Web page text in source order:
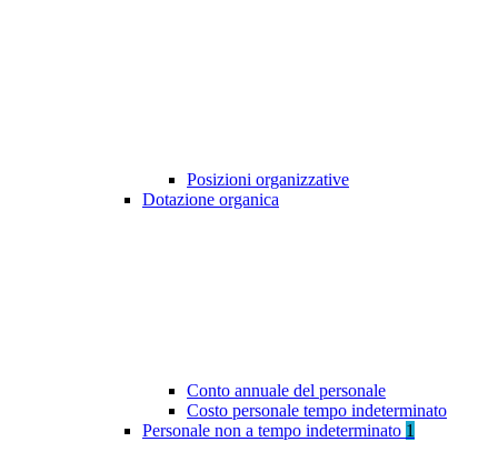
Posizioni organizzative
Dotazione organica
Conto annuale del personale
Costo personale tempo indeterminato
Personale non a tempo indeterminato 1